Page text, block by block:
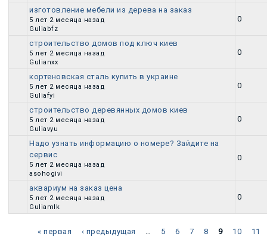
Обычная тема
изготовление мебели из дерева на заказ
5 лет 2 месяца назад
Guliabfz
0
Обычная тема
строительство домов под ключ киев
5 лет 2 месяца назад
Gulianxx
0
Обычная тема
кортеновская сталь купить в украине
5 лет 2 месяца назад
Guliafyi
0
Обычная тема
строительство деревянных домов киев
5 лет 2 месяца назад
Guliavyu
0
Обычная тема
Надо узнать информацию о номере? Зайдите на
сервис
5 лет 2 месяца назад
asohogivi
0
Обычная тема
аквариум на заказ цена
5 лет 2 месяца назад
Guliamlk
0
Страницы
« первая ‹ предыдущая 5 6 7 8 9 10 11